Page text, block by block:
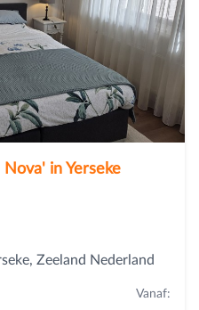
in Yerseke
Zeeland Nederland
Vanaf: